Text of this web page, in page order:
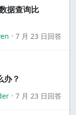
据查询比
7 月 23 日回答
？
7 月 23 日回答